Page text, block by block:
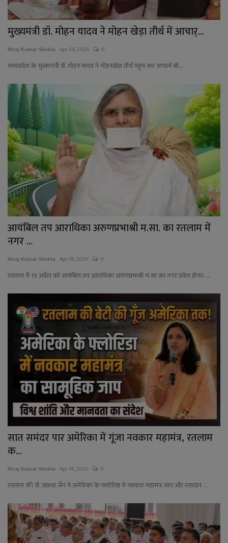
मुख्यमंत्री डॉ. मोहन यादव ने मोहन खेड़ा तीर्थ में आचार्...
Niraj Kumar Shukla Apr 20, 2026 0
मध्यप्रदेश के मुख्यमंत्री डॉ. मोहन यादव ने मोहनखेड़ा तीर्थ पहुंच कर आचार्य श्री...
आयंबिल तप आराधिका अरुणप्रभाश्री म.सा. का रतलाम में
नगर ...
Niraj Kumar Shukla Apr 18, 2026 0
रतलाम में 19 अप्रैल को आयंबिल तप आराधिका अरुणप्रभाश्री म.सा का नगर प्रवेश होगा। ...
सात समंदर पार अमेरिका में गूंजा नवकार महामंत्र, रतलाम
क...
Niraj Kumar Shukla Apr 18, 2026 0
रतलाम की डॉ. आस्था जैन ने अमेरिका के फ्लोरिडा में नवकार महामंत्र जाप और रक्तदान ...